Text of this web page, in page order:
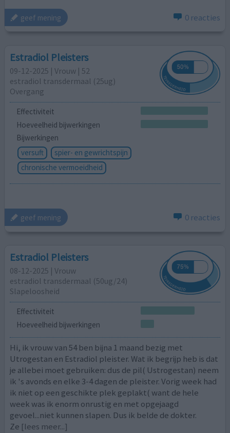
geef mening 0 reacties
Estradiol Pleisters
09-12-2025 | Vrouw | 52
estradiol transdermaal (25ug)
Overgang
Effectiviteit
Hoeveelheid bijwerkingen
Bijwerkingen
versuft
spier- en gewrichtspijn
chronische vermoeidheid
geef mening 0 reacties
Estradiol Pleisters
08-12-2025 | Vrouw
estradiol transdermaal (50ug/24)
Slapeloosheid
Effectiviteit
Hoeveelheid bijwerkingen
Hi, ik vrouw van 54 ben bijna 1 maand bezig met
Utrogestan en Estradiol pleister. Wat ik begrijp heb is dat
je allebei moet gebruiken: dus de pil( Ustrogestan) neem
ik 's avonds en elke 3-4 dagen de pleister. Vorig week had
ik niet op een geschikte plek geplakt( want de hele
week was ik enorm onrustig en met opgejaagd
gevoel...niet kunnen slapen. Dus ik belde de dokter.
Ze [lees meer...]